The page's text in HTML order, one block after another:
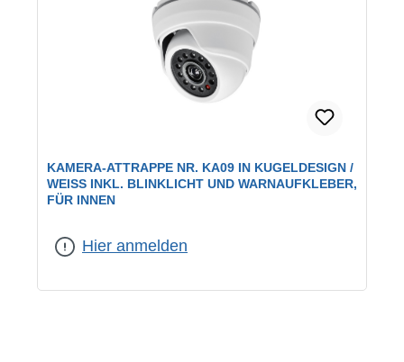
KAMERA-ATTRAPPE NR. KA09 IN KUGELDESIGN /
WEISS INKL. BLINKLICHT UND WARNAUFKLEBER, F
ÜR INNEN
Hier anmelden